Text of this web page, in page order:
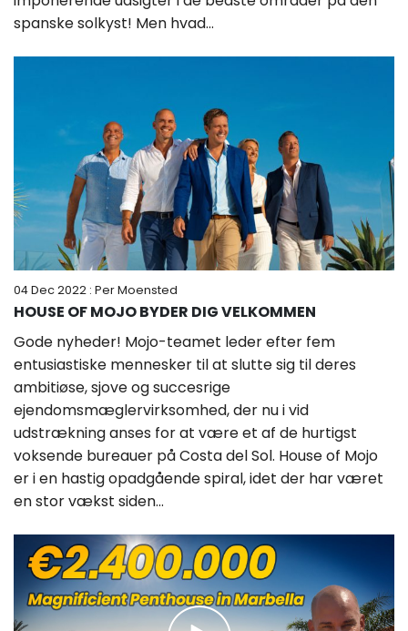
spanske solkyst! Men hvad...
04 Dec 2022 : Per Moensted
HOUSE OF MOJO BYDER DIG VELKOMMEN
Gode nyheder! Mojo-teamet leder efter fem
entusiastiske mennesker til at slutte sig til deres
ambitiøse, sjove og succesrige
ejendomsmæglervirksomhed, der nu i vid
udstrækning anses for at være et af de hurtigst
voksende bureauer på Costa del Sol. House of Mojo
er i en hastig opadgående spiral, idet der har været
en stor vækst siden...